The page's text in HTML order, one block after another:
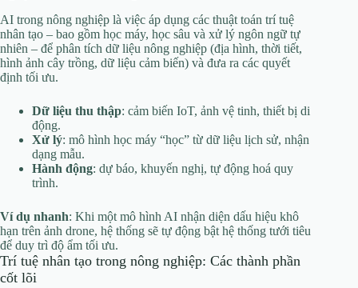
AI trong nông nghiệp là việc áp dụng các thuật toán trí tuệ
nhân tạo – bao gồm học máy, học sâu và xử lý ngôn ngữ tự
nhiên – để phân tích dữ liệu nông nghiệp (địa hình, thời tiết,
hình ảnh cây trồng, dữ liệu cảm biến) và đưa ra các quyết
định tối ưu.
Dữ liệu thu thập: cảm biến IoT, ảnh vệ tinh, thiết bị di
động.
Xử lý: mô hình học máy “học” từ dữ liệu lịch sử, nhận
dạng mẫu.
Hành động: dự báo, khuyến nghị, tự động hoá quy
trình.
Ví dụ nhanh: Khi một mô hình AI nhận diện dấu hiệu khô
hạn trên ảnh drone, hệ thống sẽ tự động bật hệ thống tưới tiêu
để duy trì độ ẩm tối ưu.
Trí tuệ nhân tạo trong nông nghiệp: Các thành phần
cốt lõi